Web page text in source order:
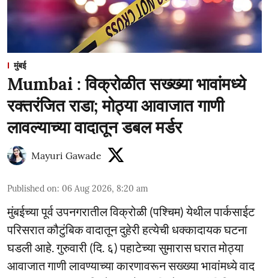
मुंबई
Mumbai : विक्रोळीत सख्ख्या भावांमध्ये
रक्तरंजित राडा; मोठ्या आवाजात गाणी
लावल्याच्या वादातून डबल मर्डर
Mayuri Gawade
Published on: 06 Aug 2026, 8:20 am
मुंबईच्या पूर्व उपनगरातील विक्रोळी (पश्चिम) येथील पार्कसाईट
परिसरात कौटुंबिक वादातून दुहेरी हत्येची धक्कादायक घटना
घडली आहे. गुरुवारी (दि. ६) पहाटेच्या सुमारास घरात मोठ्या
आवाजात गाणी लावण्याच्या कारणावरून सख्ख्या भावांमध्ये वाद